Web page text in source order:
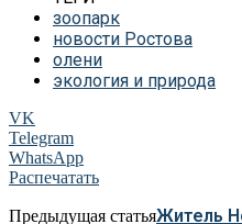
зоопарк
новости Ростова
олени
экология и природа
VK
Telegram
WhatsApp
Распечатать
Предыдущая статьяЖитель